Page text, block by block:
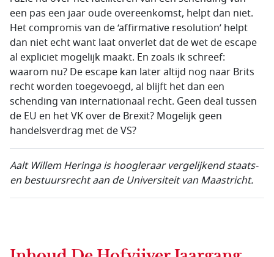
een pas een jaar oude overeenkomst, helpt dan niet.
Het compromis van de ‘affirmative resolution’ helpt
dan niet echt want laat onverlet dat de wet de escape
al expliciet mogelijk maakt. En zoals ik schreef:
waarom nu? De escape kan later altijd nog naar Brits
recht worden toegevoegd, al blijft het dan een
schending van internationaal recht. Geen deal tussen
de EU en het VK over de Brexit? Mogelijk geen
handelsverdrag met de VS?
Aalt Willem Heringa is hoogleraar vergelijkend staats-
en bestuursrecht aan de Universiteit van Maastricht.